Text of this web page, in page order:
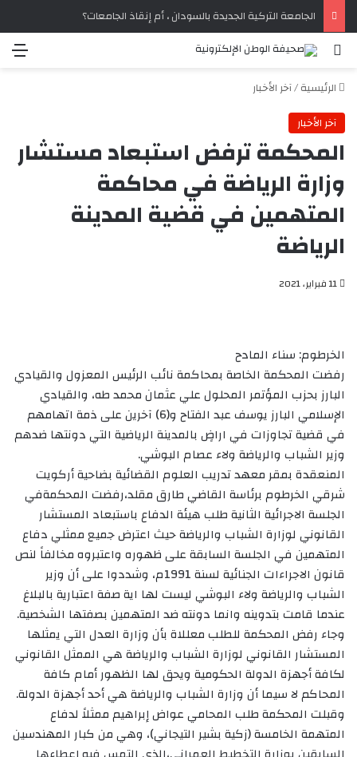
الجامعة التركية الجديدة بالسودان ، أم إنقاذ الجامعات؟
بحث عن
الرئيسية/آخر الأخبار
آخر الأخبار
المحكمة ترفض استبعاد مستشار
وزارة الرياضة في محاكمة
المتهمين في قضية المدينة
الرياضة
11 فبراير، 2021
الخرطوم: سناء المادح
رفضت المحكمة الخاصة بمحاكمة نائب الرئيس المعزول والقيادي
البارز بحزب المؤتمر المحلول علي عثمان محمد طه، والقيادي
الإسلامي البارز يوسف عبد الفتاح و(6) آخرين على ذمة اتهامهم
في قضية تجاوزات في اراضٍ بالمدينة الرياضية التي دونتها ضدهم
وزير الشباب والرياضة ولاء عصام البوشي.
المنعقدة بمقر معهد تدريب العلوم القضائية بضاحية أركويت
شرقي الخرطوم برئاسة القاضي طارق مقلد،رفضت المحكمةفي
الجلسة الاجرائية الثانية طلب هيئة الدفاع باستبعاد المستشار
القانوني لوزارة الشباب والرياضة حيث اعترض جميع ممثلي دفاع
المتهمين في الجلسة السابقة على ظهوره واعتبروه مخالفاً لنص
قانون الاجراءات الجنائية لسنة 1991م، وشددوا على أن وزير
الشباب والرياضة ولاء البوشي ليست لها اية صفة اعتبارية بالبلاغ
عندما قامت بتدوينه وانما دونته ضد المتهمين بصفتها الشخصية.
وجاء رفض المحكمة للطلب معللاة بأن وزارة العدل التي يمثلها
المستشار القانوني لوزارة الشباب والرياضة هي الممثل القانوني
لكافة أجهزة الدولة الحكومية ويحق لها الظهور أمام كافة
المحاكم لا سيما أن وزارة الشباب والرياضة هي أحد أجهزة الدولة.
وقبلت المحكمة طلب المحامي عواض إبراهيم ممثلاً لدفاع
المتهمة الخامسة (زكية بشير التيجاني)، وهي من كبار المهندسين